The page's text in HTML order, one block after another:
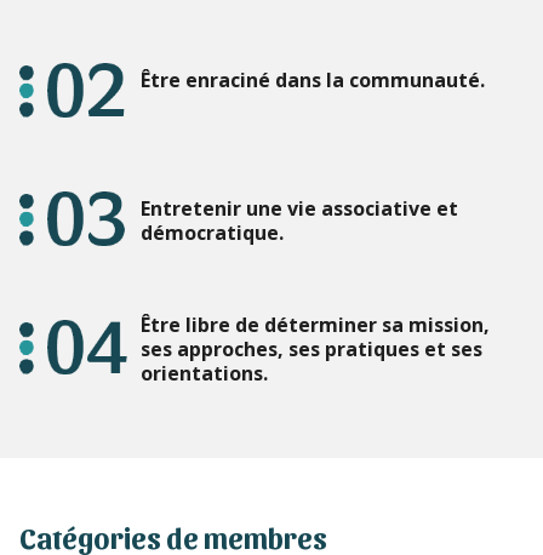
Être enraciné dans la communauté.
Entretenir une vie associative et
démocratique.
Être libre de déterminer sa mission,
ses approches, ses pratiques et ses
orientations.
Catégories de membres